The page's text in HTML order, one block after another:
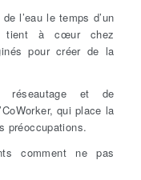
l’eau le temps d’un
tient à cœur chez
pour créer de la
réseautage et de
qui place la
préoccupations.
comment ne pas